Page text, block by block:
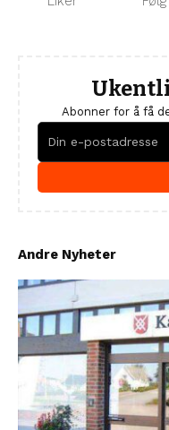
Abonner for å få
Andre Nyheter